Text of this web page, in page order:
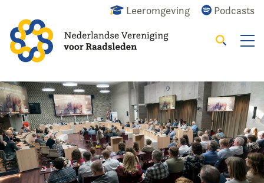
Leeromgeving Podcasts
Alles Nieuws Agenda Raadslid
Zoeken